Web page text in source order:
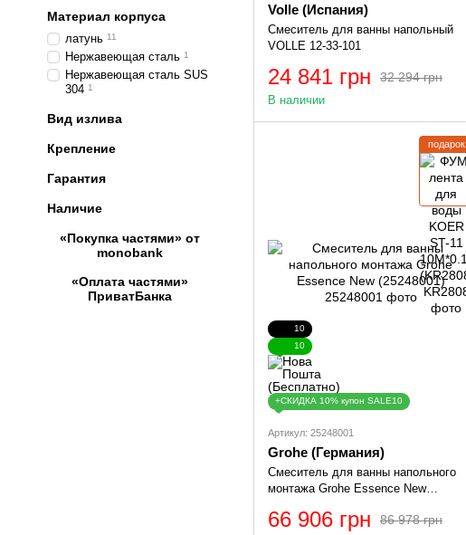
Volle (Иcпания)
Смеситель для ванны напольный
VOLLE 12-33-101
32 294 грн
24 841 грн
В наличии
подарок
10
10
+СКИДКА 10% купон SALE10
Артикул: 25248001
Grohe (Германия)
Смеситель для ванны напольного
монтажа Grohe Essence New
86 978 грн
66 906 грн
Материал корпуса
латунь 11
Нержавеющая сталь 1
Нержавеющая сталь SUS
304 1
Вид излива
Крепление
Гарантия
Наличие
«Покупка частями» от
monobank
«Оплата частями»
ПриватБанка